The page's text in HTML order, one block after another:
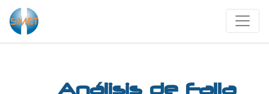
Análisis de Falla